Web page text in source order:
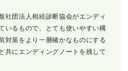
社団法人相続診断協会がエンディ
いるもので、とても使いやすい構
対策をより一層確かなものにする
共にエンディングノートを残して